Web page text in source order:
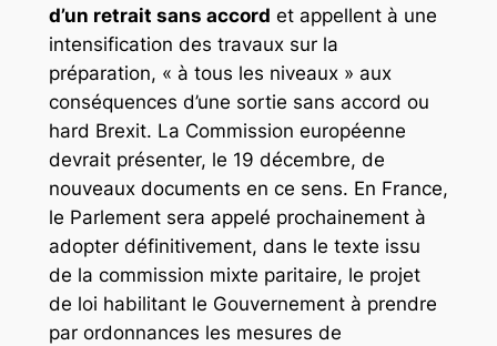
d’un retrait sans accord et appellent à une
intensification des travaux sur la
préparation, « à tous les niveaux » aux
conséquences d’une sortie sans accord ou
hard Brexit. La Commission européenne
devrait présenter, le 19 décembre, de
nouveaux documents en ce sens. En France,
le Parlement sera appelé prochainement à
adopter définitivement, dans le texte issu
de la commission mixte paritaire, le projet
de loi habilitant le Gouvernement à prendre
par ordonnances les mesures de